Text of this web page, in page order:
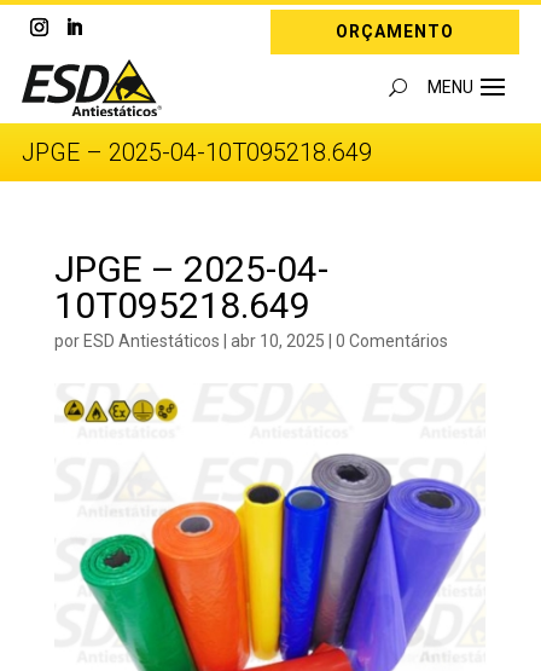
ORÇAMENTO
JPGE – 2025-04-10T095218.649
JPGE – 2025-04-
10T095218.649
porESD Antiestáticos | abr 10, 2025 | 0 Comentários